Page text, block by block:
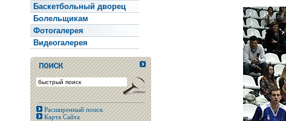
Баскетбольный дворец
Болельщикам
Фотогалерея
Видеогалерея
Расширенный поиск
Карта Сайта